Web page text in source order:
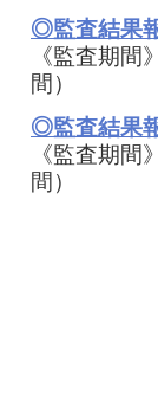
◎監査結果
《監査期
間）
◎監査結果
《監査期
間）